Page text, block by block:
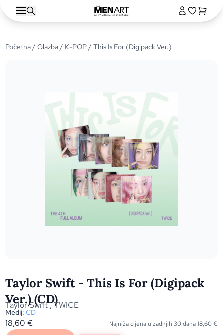
Početna/Glazba/ K-POP/ This Is For (Digipack Ver.)
Taylor Swift - This Is For (Digipack
Ver.) (CD)
Taylor Swift,TWICE
Medij: CD
18,60€ Najniža cijena u zadnjih 30 dana18,60€